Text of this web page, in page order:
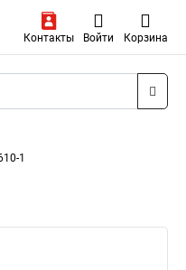
Контакты Войти Корзина
1